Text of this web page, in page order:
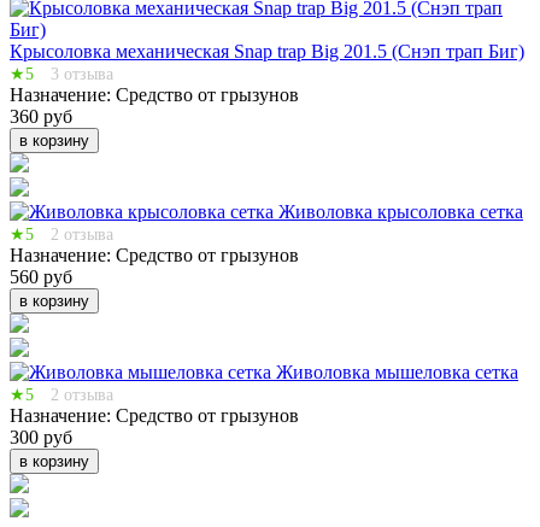
Крысоловка механическая Snap trap Big 201.5 (Снэп трап Биг)
★5 3 отзыва
Назначение: Средство от грызунов
360 руб
в корзину
Живоловка крысоловка сетка
★5 2 отзыва
Назначение: Средство от грызунов
560 руб
в корзину
Живоловка мышеловка сетка
★5 2 отзыва
Назначение: Средство от грызунов
300 руб
в корзину